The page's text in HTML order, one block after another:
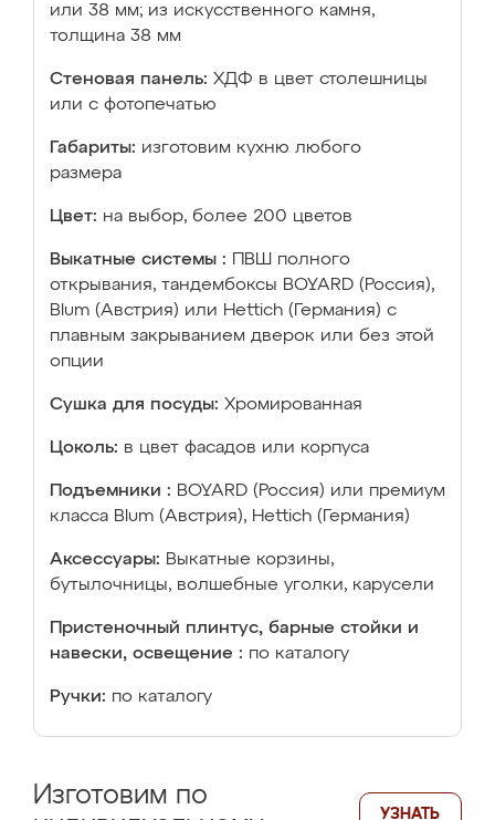
или 38 мм; из искусственного камня,
толщина 38 мм
Стеновая панель: ХДФ в цвет столешницы
или с фотопечатью
Габариты: изготовим кухню любого
размера
Цвет: на выбор, более 200 цветов
Выкатные системы :
ПВШ полного
открывания, тандембоксы BOYARD (Россия),
Blum (Австрия) или Hettich (Германия) с
плавным закрыванием дверок или без этой
опции
Сушка для посуды: Хромированная
Цоколь: в цвет фасадов или корпуса
Подъемники : BOYARD (Россия) или премиум
класса Blum (Австрия), Hettich (Германия)
Аксессуары: Выкатные корзины,
бутылочницы, волшебные уголки, карусели
Пристеночный плинтус, барные стойки и
навески, освещение : по каталогу
Ручки: по каталогу
Изготовим по
УЗНАТЬ